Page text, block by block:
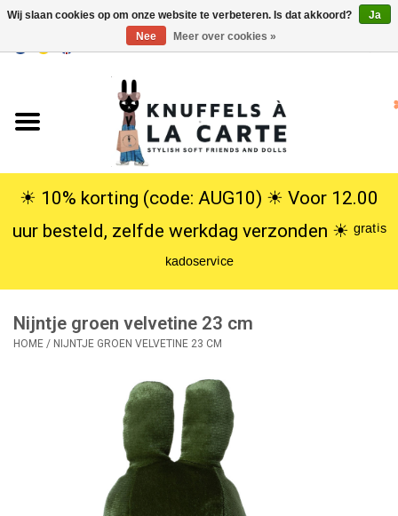
USD
Knuffels
Poppen
SALE
Cadeauservice
☀︎ 10% korting (code: AUG10) ☀︎ Voor 12.00
uur besteld, zelfde werkdag verzonden ☀︎ ᵍʳᵃᵗⁱˢ
ᵏᵃᵈᵒˢᵉʳᵛⁱᶜᵉ
Nijntje groen velvetine 23 cm
HOME / NIJNTJE GROEN VELVETINE 23 CM
Wij slaan cookies op om onze website te verbeteren. Is dat akkoord?
Ja
Nee
Meer over cookies »